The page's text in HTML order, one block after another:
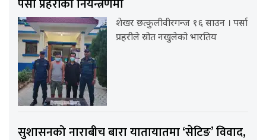
शेखर छत्कुलीवीरगन्ज १६ साउन । पर्सा
प्रहरीले स्रोत नखुलेको भारतिय
सुशासनको नाराबीच बारा यातायातमा ‘सेटिङ’ विवाद,